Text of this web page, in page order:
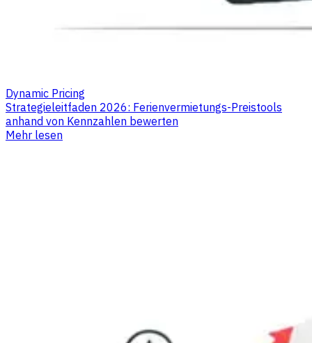
Dynamic Pricing
Strategieleitfaden 2026: Ferienvermietungs-Preistools
anhand von Kennzahlen bewerten
Mehr lesen